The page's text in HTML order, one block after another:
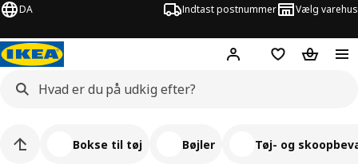
DA Indtast postnummer Vælg varehus
Hej! Log ind her
Huskeliste
Kurv
Bokse til tøj Bøjler Tøj- og